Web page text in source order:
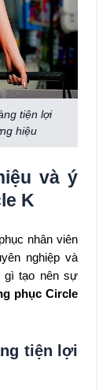
tiện lợi
hiệu
và ý
K
nhân viên
nghiệp và
gì tạo nên sự
phục Circle
tiện lợi